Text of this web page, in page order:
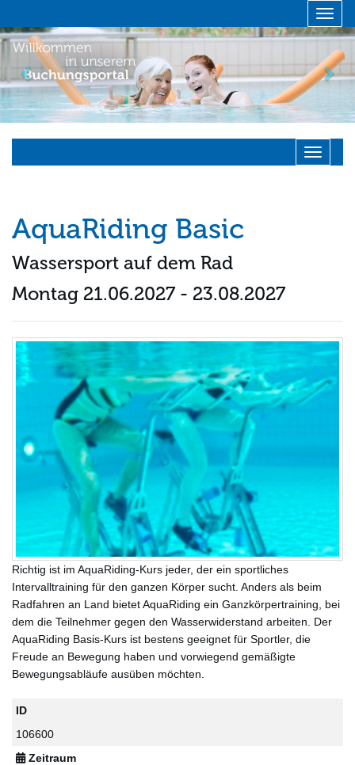
zurück
AquaRiding Basic
Wassersport auf dem Rad
Montag 21.06.2027 - 23.08.2027
Richtig ist im AquaRiding-Kurs jeder, der ein sportliches
Intervalltraining für den ganzen Körper sucht. Anders als beim
Radfahren an Land bietet AquaRiding ein Ganzkörpertraining, bei
dem die Teilnehmer gegen den Wasserwiderstand arbeiten. Der
AquaRiding Basis-Kurs ist bestens geeignet für Sportler, die
Freude an Bewegung haben und vorwiegend gemäßigte
Bewegungsabläufe ausüben möchten.
ID
106600
Zeitraum